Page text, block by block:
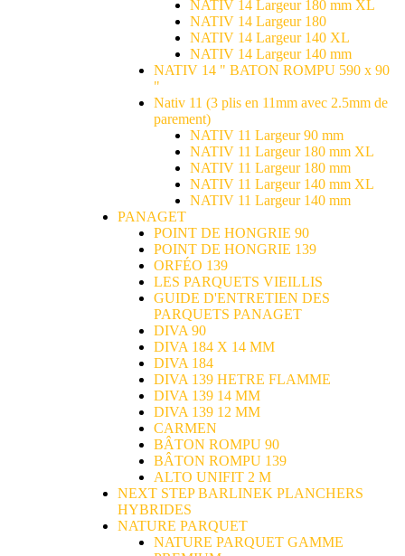
NATIV 14 Largeur 180 mm XL
NATIV 14 Largeur 180
NATIV 14 Largeur 140 XL
NATIV 14 Largeur 140 mm
NATIV 14 " BATON ROMPU 590 x 90
"
Nativ 11 (3 plis en 11mm avec 2.5mm de
parement)
NATIV 11 Largeur 90 mm
NATIV 11 Largeur 180 mm XL
NATIV 11 Largeur 180 mm
NATIV 11 Largeur 140 mm XL
NATIV 11 Largeur 140 mm
PANAGET
POINT DE HONGRIE 90
POINT DE HONGRIE 139
ORFÉO 139
LES PARQUETS VIEILLIS
GUIDE D'ENTRETIEN DES
PARQUETS PANAGET
DIVA 90
DIVA 184 X 14 MM
DIVA 184
DIVA 139 HETRE FLAMME
DIVA 139 14 MM
DIVA 139 12 MM
CARMEN
BÂTON ROMPU 90
BÂTON ROMPU 139
ALTO UNIFIT 2 M
NEXT STEP BARLINEK PLANCHERS
HYBRIDES
NATURE PARQUET
NATURE PARQUET GAMME